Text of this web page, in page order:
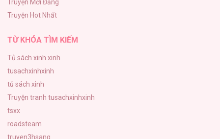
Tùy Tâm Tùy Ý
105
Truyện Mới Đăng
Truyện Hot Nhất
TỪ KHÓA TÌM KIẾM
Tủ sách xinh xinh
tusachxinhxinh
tủ sách xinh
Truyện tranh tusachxinhxinh
tsxx
roadsteam
truyen3hsang